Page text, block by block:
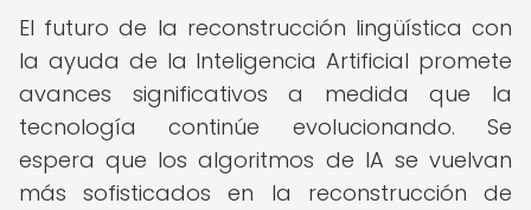
El futuro de la reconstrucción lingüística con
la ayuda de la Inteligencia Artificial promete
avances significativos a medida que la
tecnología continúe evolucionando. Se
espera que los algoritmos de IA se vuelvan
más sofisticados en la reconstrucción de